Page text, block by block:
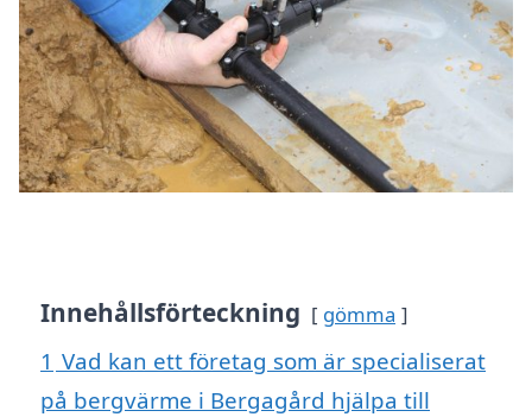
Innehållsförteckning gömma
1 Vad kan ett företag som är specialiserat
på bergvärme i Bergagård hjälpa till